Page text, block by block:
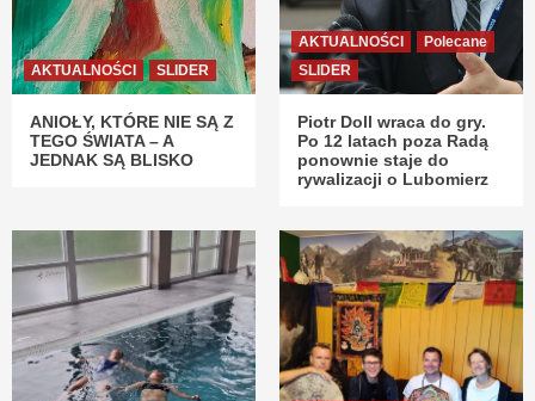
AKTUALNOŚCI SLIDER
ANIOŁY, KTÓRE NIE SĄ Z
TEGO ŚWIATA – A
JEDNAK SĄ BLISKO
AKTUALNOŚCI
Polecane
SLIDER
Piotr Doll wraca do gry.
Po 12 latach poza Radą
ponownie staje do
rywalizacji o Lubomierz